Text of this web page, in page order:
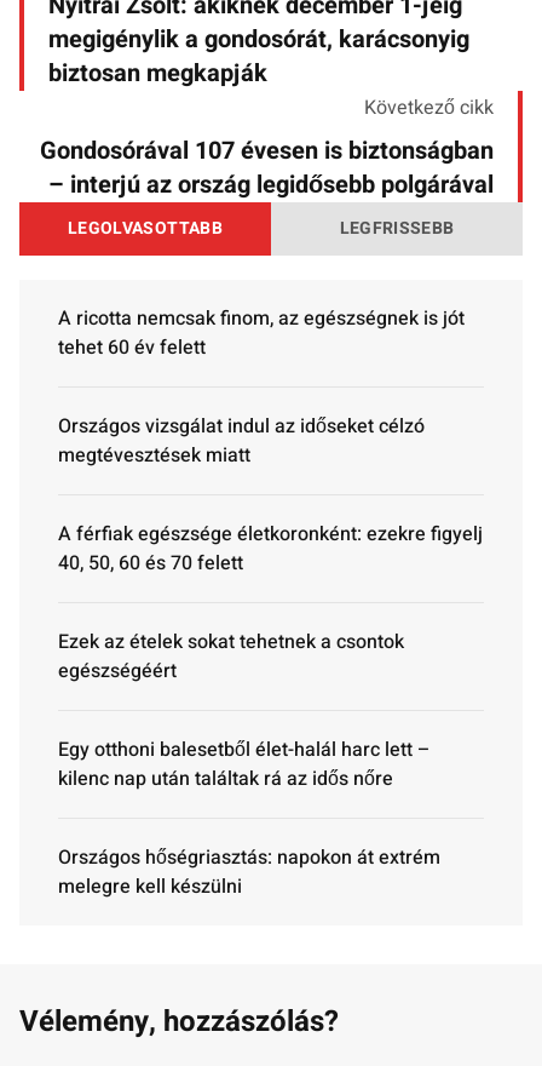
megigénylik a gondosórát, karácsonyig
biztosan megkapják
Következő cikk
Gondosórával 107 évesen is biztonságban
– interjú az ország legidősebb polgárával
LEGOLVASOTTABB LEGFRISSEBB
A ricotta nemcsak finom, az egészségnek is jót
tehet 60 év felett
Országos vizsgálat indul az időseket célzó
megtévesztések miatt
A férfiak egészsége életkoronként: ezekre figyelj
40, 50, 60 és 70 felett
Ezek az ételek sokat tehetnek a csontok
egészségéért
Egy otthoni balesetből élet-halál harc lett –
kilenc nap után találtak rá az idős nőre
Országos hőségriasztás: napokon át extrém
melegre kell készülni
Vélemény, hozzászólás?